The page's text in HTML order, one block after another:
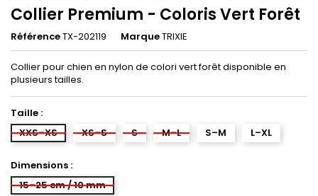
Collier Premium - Coloris Vert Forêt
RéférenceTX-202119 MarqueTRIXIE
Collier pour chien en nylon de colori vert forêt disponible en
plusieurs tailles.
Taille :
XXS–XS
XS–S S M–L S–M L–XL
Dimensions :
15–25 cm / 10 mm